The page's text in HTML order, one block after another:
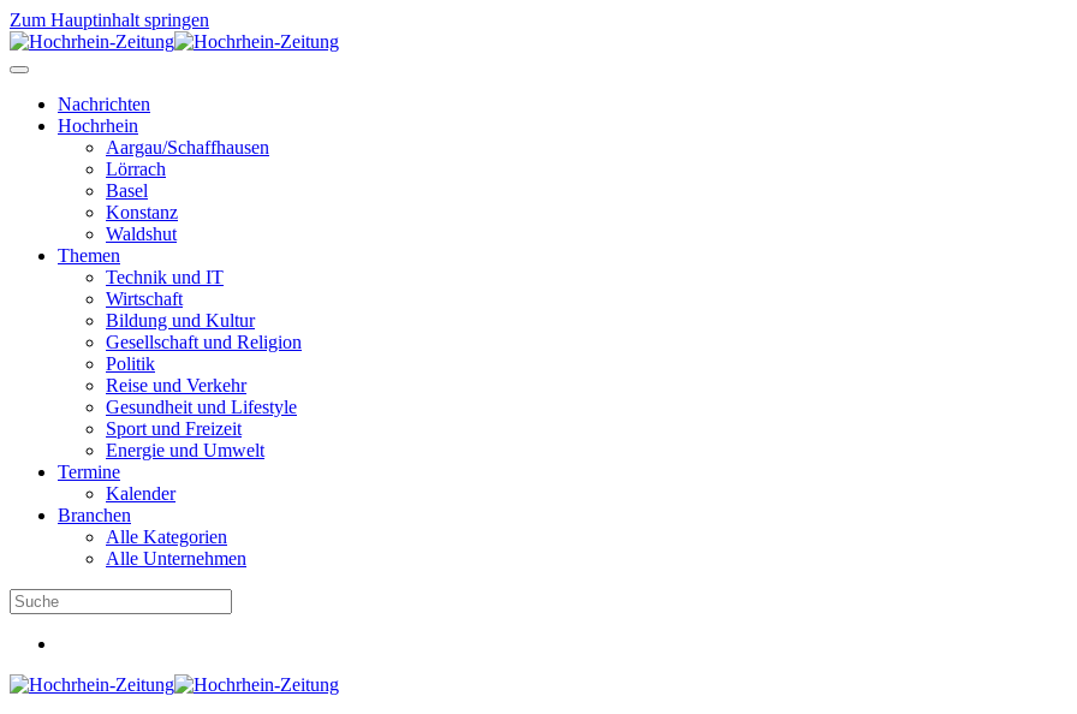
Zum Hauptinhalt springen
Nachrichten
Hochrhein
Aargau/Schaffhausen
Lörrach
Basel
Konstanz
Waldshut
Themen
Technik und IT
Wirtschaft
Bildung und Kultur
Gesellschaft und Religion
Politik
Reise und Verkehr
Gesundheit und Lifestyle
Sport und Freizeit
Energie und Umwelt
Termine
Kalender
Branchen
Alle Kategorien
Alle Unternehmen